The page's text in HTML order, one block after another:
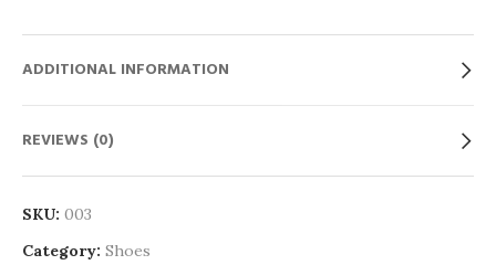
ADDITIONAL INFORMATION
REVIEWS (0)
SKU: 003
Category: Shoes